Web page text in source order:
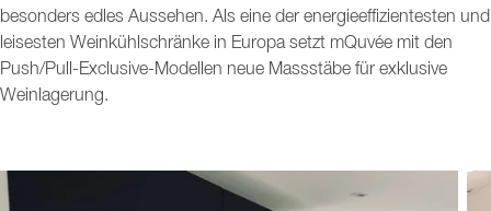
besonders edles Aussehen. Als eine der energieeffizientesten und
leisesten Weinkühlschränke in Europa setzt mQuvée mit den
Push/Pull-Exclusive-Modellen neue Massstäbe für exklusive
Weinlagerung.